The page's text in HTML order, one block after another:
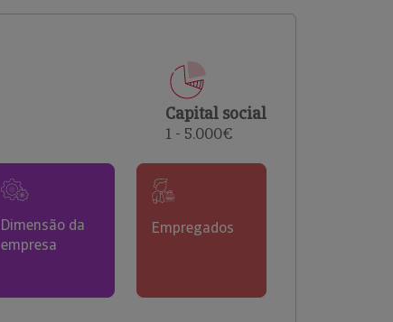
comerciais e analisar o risco de incumprimento dos
Capital social
1 - 5.000€
Dimensão da
empresa
Empregados